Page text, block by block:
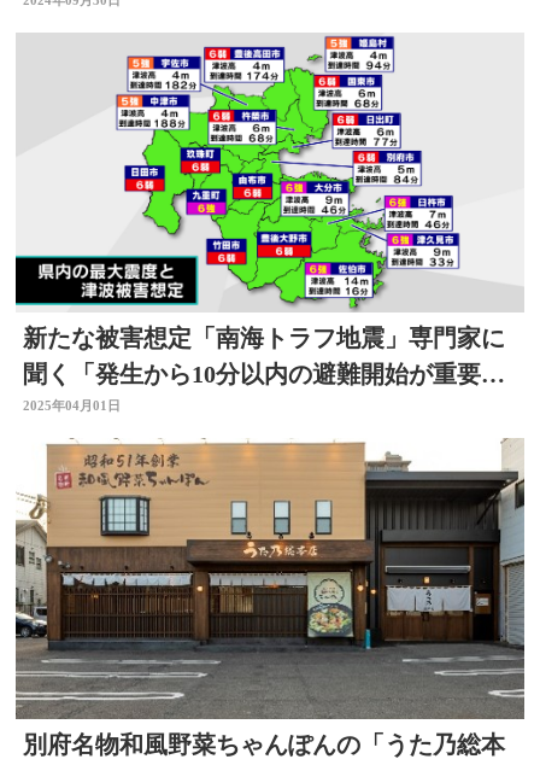
新たな被害想定「南海トラフ地震」専門家に
聞く「発生から10分以内の避難開始が重要」
大分
2025年04月01日
別府名物和風野菜ちゃんぽんの「うた乃総本